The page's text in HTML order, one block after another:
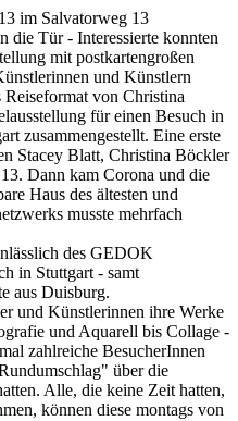
im Salvatorweg 13
die Tür - Interessierte konnten
mit postkartengroßen
und Künstlern
von Christina
für einen Besuch in
zusammengestellt. Eine erste
Stacey Blatt, Christina Böckler
Dann kam Corona und die
Haus des ältesten und
musste mehrfach
des GEDOK
in Stuttgart - samt
aus Duisburg.
und Künstlerinnen ihre Werke
und Aquarell bis Collage -
zahlreiche BesucherInnen
über die
Alle, die keine Zeit hatten,
können diese montags von